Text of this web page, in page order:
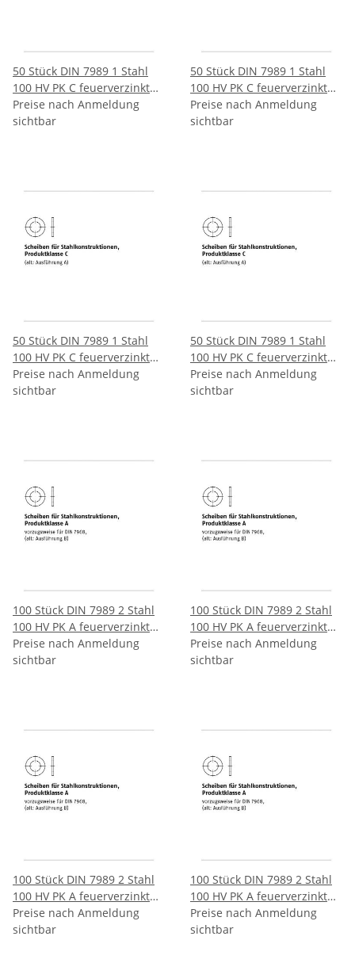
50 Stück DIN 7989 1 Stahl
100 HV PK C feuerverzinkt
Scheiben für
Stahlkonstruktionen
Preise nach Anmeldung
sichtbar
50 Stück DIN 7989 1 Stahl
100 HV PK C feuerverzinkt
Scheiben für
Stahlkonstruktionen
Preise nach Anmeldung
sichtbar
50 Stück DIN 7989 1 Stahl
100 HV PK C feuerverzinkt
Scheiben für
Stahlkonstruktionen
Preise nach Anmeldung
sichtbar
50 Stück DIN 7989 1 Stahl
100 HV PK C feuerverzinkt
Scheiben für
Stahlkonstruktionen
Preise nach Anmeldung
sichtbar
100 Stück DIN 7989 2 Stahl
100 HV PK A feuerverzinkt
Scheiben für
Stahlkonstruktionen
Preise nach Anmeldung
sichtbar
100 Stück DIN 7989 2 Stahl
100 HV PK A feuerverzinkt
Scheiben für
Stahlkonstruktionen
Preise nach Anmeldung
sichtbar
100 Stück DIN 7989 2 Stahl
100 HV PK A feuerverzinkt
Scheiben für
Stahlkonstruktionen
Preise nach Anmeldung
sichtbar
100 Stück DIN 7989 2 Stahl
100 HV PK A feuerverzinkt
Scheiben für
Stahlkonstruktionen
Preise nach Anmeldung
sichtbar